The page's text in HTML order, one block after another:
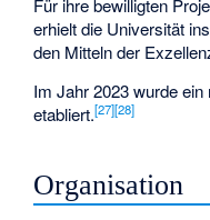
Für ihre bewilligten
erhielt die Universität
den Mitteln der
Im Jahr 2023 wurde
etabliert.[27][28]
Organisation